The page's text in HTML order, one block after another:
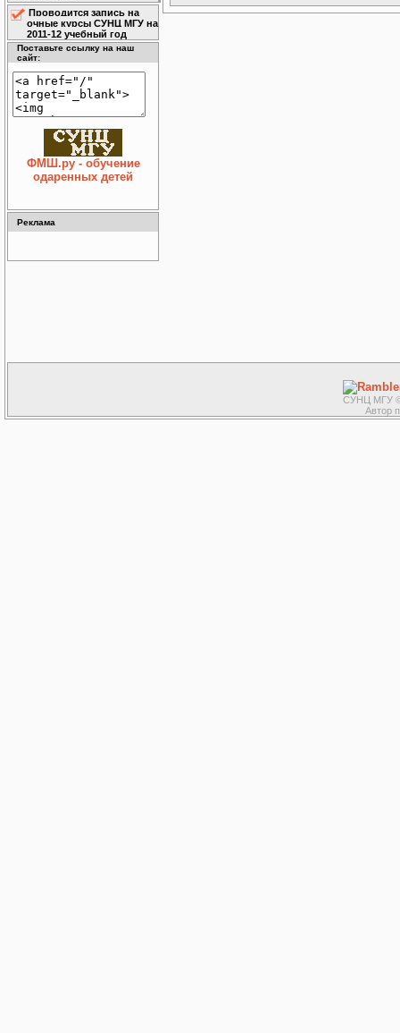
Проводится запись на
очные курсы СУНЦ МГУ на
2011-12 учебный год
Поставьте ссылку на наш
сайт:
ФМШ.ру - обучение
одаренных детей
Реклама
СУНЦ МГУ ©
Автор